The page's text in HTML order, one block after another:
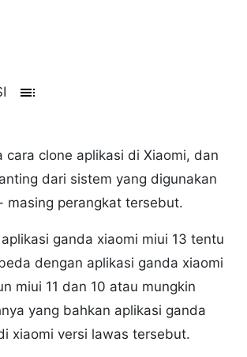
toc
cara clone aplikasi di Xiaomi, dan
dari sistem yang digunakan
masing perangkat tersebut.
ganda xiaomi miui 13 tentu
dengan aplikasi ganda xiaomi
miui 11 dan 10 atau mungkin
yang bahkan aplikasi ganda
xiaomi versi lawas tersebut.